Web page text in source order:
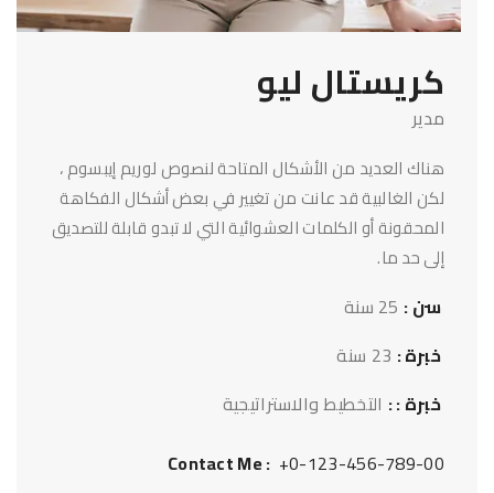
كريستال ليو
مدير
هناك العديد من الأشكال المتاحة لنصوص لوريم إيبسوم ،
لكن الغالبية قد عانت من تغيير في بعض أشكال الفكاهة
المحقونة أو الكلمات العشوائية التي لا تبدو قابلة للتصديق
إلى حد ما.
سن : 25 سنة
خبرة : 23 سنة
خبرة : : التخطيط والاستراتيجية
Contact Me : +0-123-456-789-00